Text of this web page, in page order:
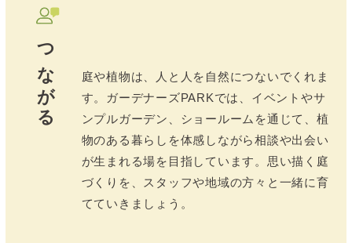
つながる
庭や植物は、人と人を自然につないでくれま
す。ガーデナーズPARKでは、イベントやサ
ンプルガーデン、ショールームを通じて、植
物のある暮らしを体感しながら相談や出会い
が生まれる場を目指しています。思い描く庭
づくりを、スタッフや地域の方々と一緒に育
てていきましょう。